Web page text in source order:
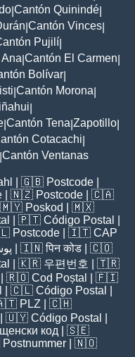
Cantón Quinindé
Cantón Vinces
Pujilí
Cantón El Carmen
Bolívar
Cantón Morona
Cantón Tena Zapotillo
Cotacachi
Cantón Ventanas
| 🇬🇧 Postcode
| 🇳🇿 Postcode | 🇨🇦
🇲🇾 Poskod
| 🇲🇽
| 🇵🇹 Código Postal
Postcode | 🇮🇹 CAP
| 🇮🇳पिन कोड | 🇨🇴
| 🇰🇷 우편번호
| 🇹🇷
| 🇷🇴 Cod Poștal
| 🇫🇮
| 🇨🇱 Código Postal
PLZ | 🇨🇭
| 🇺🇾 Código Postal
код | 🇸🇪
Postnummer | 🇳🇴